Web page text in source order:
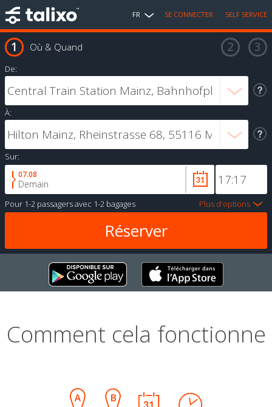
FR SE CONNECTER SELF SERVICE
Où & Quand
De:
À:
Sur:
07.08
Demain
Pour 1-2 passagersavec 1-2 bagages Plus d'options
Comment cela fonctionne